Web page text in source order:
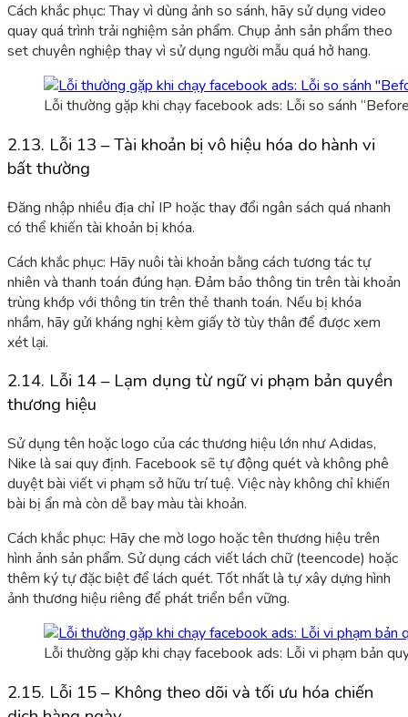
Cách khắc phục: Thay vì dùng ảnh so sánh, hãy sử dụng video
quay quá trình trải nghiệm sản phẩm. Chụp ảnh sản phẩm theo
set chuyên nghiệp thay vì sử dụng người mẫu quá hở hang.
Lỗi thường gặp khi chạy facebook ads: Lỗi so sánh
2.13. Lỗi 13 – Tài khoản bị vô hiệu hóa do hành vi
bất thường
Đăng nhập nhiều địa chỉ IP hoặc thay đổi ngân sách quá nhanh
có thể khiến tài khoản bị khóa.
Cách khắc phục: Hãy nuôi tài khoản bằng cách tương tác tự
nhiên và thanh toán đúng hạn. Đảm bảo thông tin trên tài khoản
trùng khớp với thông tin trên thẻ thanh toán. Nếu bị khóa
nhầm, hãy gửi kháng nghị kèm giấy tờ tùy thân để được xem
xét lại.
2.14. Lỗi 14 – Lạm dụng từ ngữ vi phạm bản quyền
thương hiệu
Sử dụng tên hoặc logo của các thương hiệu lớn như Adidas,
Nike là sai quy định. Facebook sẽ tự động quét và không phê
duyệt bài viết vi phạm sở hữu trí tuệ. Việc này không chỉ khiến
bài bị ẩn mà còn dễ bay màu tài khoản.
Cách khắc phục: Hãyche mờ logo hoặc tên thương hiệu trên
hình ảnh sản phẩm. Sử dụng cách viết lách chữ (teencode) hoặc
thêm ký tự đặc biệt để lách quét. Tốt nhất là tự xây dựng hình
ảnh thương hiệu riêng để phát triển bền vững.
Lỗi thường gặp khi chạy facebook ads: Lỗi vi phạm bản
2.15. Lỗi 15 – Không theo dõi và tối ưu hóa chiến